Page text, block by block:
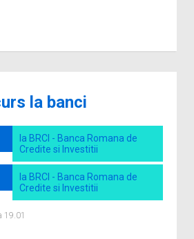
la banci
la BRCI - Banca Romana de
Credite si Investitii
la BRCI - Banca Romana de
Credite si Investitii
19.01